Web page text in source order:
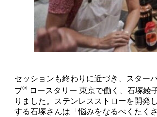
セッションも終わりに近づき、スター
ブ® ロースタリー 東京で働く、石塚綾
りました。ステンレスストローを開発
する石塚さんは「悩みをなるべくたく